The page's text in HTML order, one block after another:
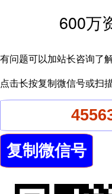
600万
有问题可以加站长咨询了
点击长按复制微信号或扫